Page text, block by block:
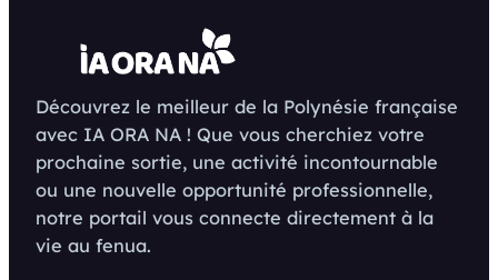
Découvrez le meilleur de la Polynésie française
avec IA ORA NA ! Que vous cherchiez votre
prochaine sortie, une activité incontournable
ou une nouvelle opportunité professionnelle,
notre portail vous connecte directement à la
vie au fenua.